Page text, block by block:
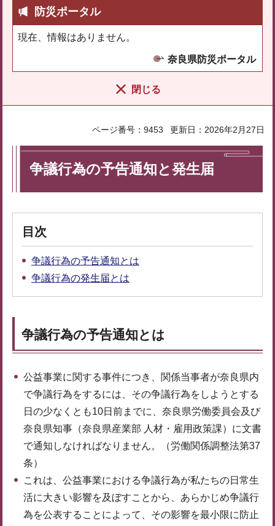
防災ポータル
現在、情報はありません。
奈良県防災ポータル
閉じる
ページ番号：9453 更新日：2026年2月27日
争議行為の予告通知と発生届
目次
争議行為の予告通知とは
争議行為の発生届とは
争議行為の予告通知とは
公益事業に関する事件につき、関係当事者が奈良県内
で争議行為をするには、その争議行為をしようとする
日の少なくとも10日前までに、奈良県労働委員会及び
奈良県知事（奈良県産業部 人材・雇用政策課）に文書
で通知しなければなりません。（労働関係調整法第37
条）
これは、公益事業における争議行為が私たちの日常生
活に大きい影響を及ぼすことから、あらかじめ争議行
為を公表することによって、その影響を最小限に防止